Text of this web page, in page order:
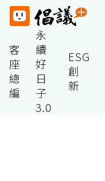
客
座
總
編
永
續
好
日
子
3.0
ESG
創
新